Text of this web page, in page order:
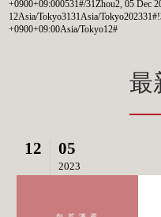
+0900+09:000531#/31Zhou2, 05 Dec
12Asia/Tokyo3131Asia/
+0900+09:00Asia/Tokyo12#
最
12 05
2023